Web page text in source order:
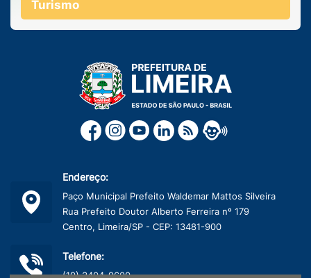
Turismo
Endereço:
Paço Municipal Prefeito Waldemar Mattos Silveira
Rua Prefeito Doutor Alberto Ferreira nº 179
Centro, Limeira/SP - CEP: 13481-900
Telefone:
(19) 3404-9600